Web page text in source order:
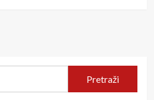
Pretraži